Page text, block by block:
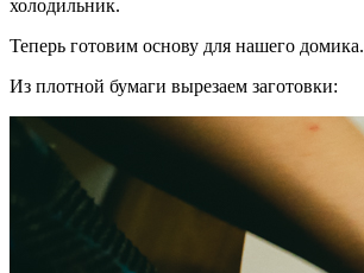
холодильник.
Теперь готовим основу для нашего домика.
Из плотной бумаги вырезаем заготовки: